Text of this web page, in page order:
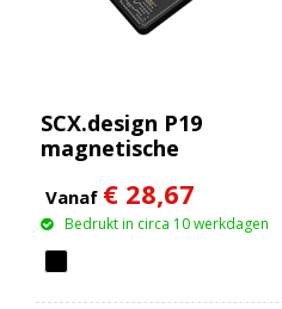
SCX.design P19
magnetische
van 5000 mAh 5 W
Vanaf € 28,67
Bedrukt in circa 10 werkdagen